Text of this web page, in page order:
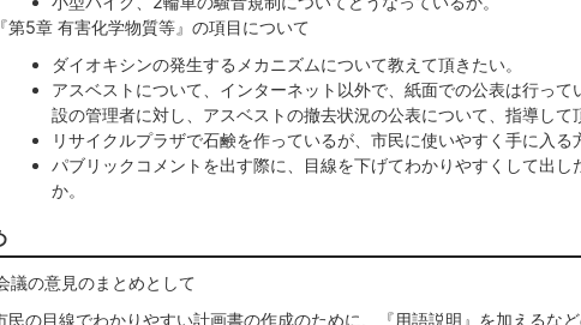
『第5章 有害化学物質等』の項目について
ダイオキシンの発生するメカニズムについて教えて頂きたい。
アスベストについて、インターネット以外で、紙面での公表は行って
設の管理者に対し、アスベストの撤去状況の公表について、指導して
リサイクルプラザで石鹸を作っているが、市民に使いやすく手に入る
パブリックコメントを出す際に、目線を下げてわかりやすくして出し
か。
議の意見のまとめとして
民の目線でわかりやすい計画書の作成のために、『用語説明』を加えるなど